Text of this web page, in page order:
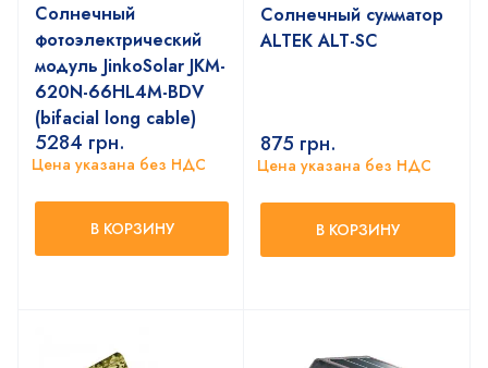
Солнечный
фотоэлектрический
модуль JinkoSolar JKM-
620N-66HL4M-BDV
(bifacial long cable)
5284 грн.
Цена указана без НДС
В КОРЗИНУ
Солнечный сумматор
ALTEK ALT-SC
875 грн.
Цена указана без НДС
В КОРЗИНУ